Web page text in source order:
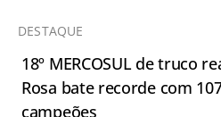
DESTAQUE
18º MERCOSUL de truco
Rosa bate recorde com
campeões